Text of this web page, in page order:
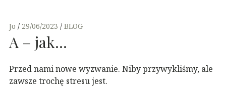
Jo 29/06/2023 BLOG
A – jak…
Przed nami nowe wyzwanie. Niby przywykliśmy, ale
zawsze trochę stresu jest.